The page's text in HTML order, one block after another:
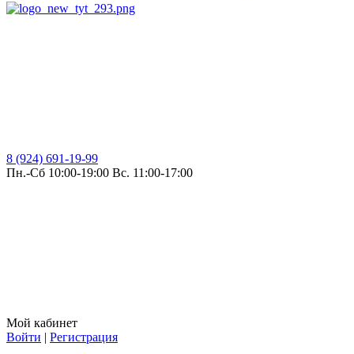
8 (924) 691-19-99
Пн.-Сб 10:00-19:00 Вс. 11:00-17:00
Мой кабинет
Войти | Регистрация